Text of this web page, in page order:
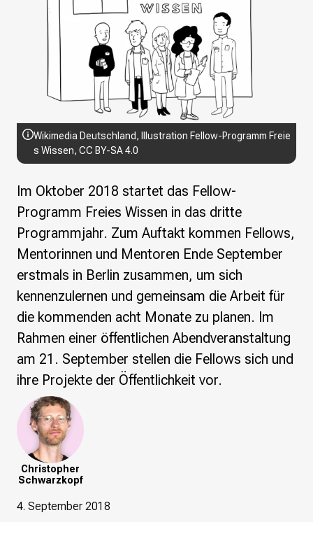
Wikimedia Deutschland wird 20!
Wikimedia Commons
Initiativen für freies Wisses
Bündnis Freie Bildung
Das ABC des Freien Wissens
Das WikiLibrary Manifest
GLAM – Kultur- und Gedächtnisinstitutionen
Lizenzhinweisgenerator
Offene Kulturdaten
Projekt Technische Wünsche
re•shape
Verschlusssache Prüfung
Wikipedia-Schwesterprojekte
MediaWiki
Wikibase
Wikibooks
Wikisource
Wiktionary
Wikiversity
Wikivoyage
Wikimedia Deutschland, Illustration Fellow-Programm Freie
s Wissen, CC BY-SA 4.0
Im Oktober 2018 startet das Fellow-
Programm Freies Wissen in das dritte
Programmjahr. Zum Auftakt kommen Fellows,
Mentorinnen und Mentoren Ende September
erstmals in Berlin zusammen, um sich
kennenzulernen und gemeinsam die Arbeit für
die kommenden acht Monate zu planen. Im
Rahmen einer öffentlichen Abendveranstaltung
am 21. September stellen die Fellows sich und
ihre Projekte der Öffentlichkeit vor.
Christopher
Schwarzkopf
4. September 2018